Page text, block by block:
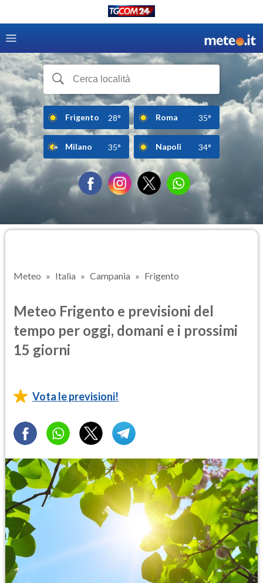
Frigento 28° Roma 35°
Milano 35° Napoli 34°
Meteo Italia Campania Frigento
Meteo Frigento e previsioni del
tempo per oggi, domani e i prossimi
15 giorni
Vota le previsioni!